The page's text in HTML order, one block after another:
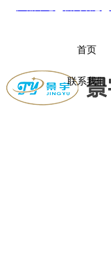
首页
联系我们